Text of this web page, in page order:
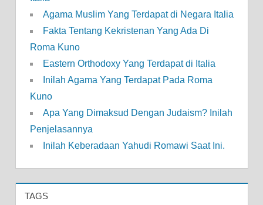
Agama Muslim Yang Terdapat di Negara Italia
Fakta Tentang Kekristenan Yang Ada Di
Roma Kuno
Eastern Orthodoxy Yang Terdapat di Italia
Inilah Agama Yang Terdapat Pada Roma
Kuno
Apa Yang Dimaksud Dengan Judaism? Inilah
Penjelasannya
Inilah Keberadaan Yahudi Romawi Saat Ini.
TAGS